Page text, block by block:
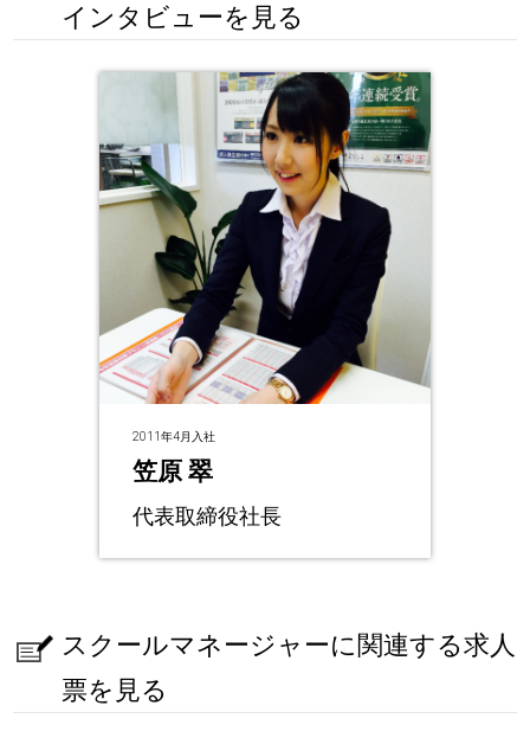
インタビューを見る
2011年4月入社
笠原 翠
代表取締役社長
スクールマネージャーに関連する求人
票を見る